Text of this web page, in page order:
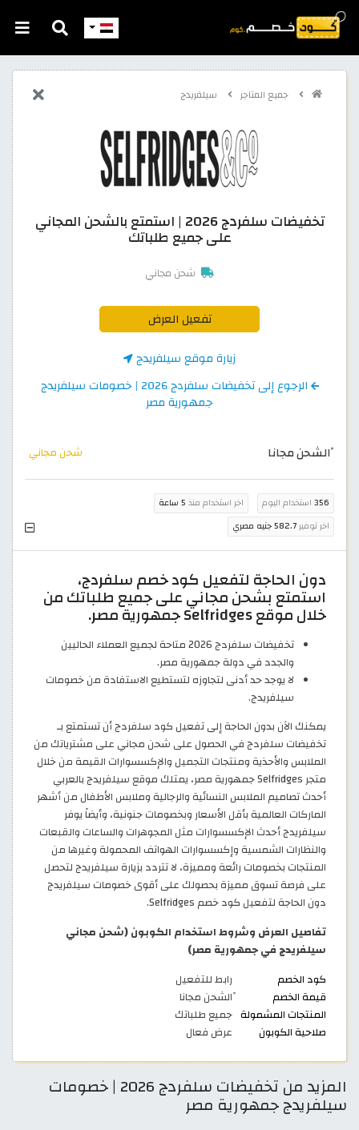
جميع المتاجر سيلفريدج
تخفيضات سلفردج 2026 | استمتع بالشحن المجاني
على جميع طلباتك
شحن مجاني
تفعيل العرض
زيارة موقع سيلفريدج
الرجوع إلى تخفيضات سلفردج 2026 | خصومات سيلفريدج
جمهورية مصر
ًالشحن مجانا شحن مجاني
356 استخدام اليوم اخر استخدام منذ 5 ساعة
اخر توفير582.7 جنيه مصري
دون الحاجة لتفعيل كود خصم سلفردج،
استمتع بشحن مجاني على جميع طلباتك من
خلال موقع Selfridges جمهورية مصر.
تخفيضات سلفردج 2026 متاحة لجميع العملاء الحاليين
والجدد في دولة جمهورية مصر.
لا يوجد حد أدنى لتجاوزه لتستطيع الاستفادة من خصومات
سيلفريدج.
يمكنك الآن بدون الحاجة إلى تفعيل كود سلفردج أن تستمتع بـ
تخفيضات سلفردج في الحصول على شحن مجاني على مشترياتك من
الملابس والأحذية ومنتجات التجميل والإكسسوارات القيمة من خلال
متجر Selfridges جمهورية مصر، يمتلك موقع سيلفريدج بالعربي
أحدث تصاميم الملابس النسائية والرجالية وملابس الأطفال من أشهر
الماركات العالمية بأقل الأسعار وبخصومات جنونية، وأيضاً يوفر
سيلفريدج أحدث الإكسسوارات مثل المجوهرات والساعات والقبعات
والنظارات الشمسية وإكسسوارات الهواتف المحمولة وغيرها من
المنتجات بخصومات رائعة ومميزة، لا تتردد بزيارة سيلفريدج لتحصل
على فرصة تسوق مميزة بحصولك على أقوى خصومات سيلفريدج
دون الحاجة لتفعيل كود خصم Selfridges.
تفاصيل العرض وشروط استخدام الكوبون (شحن مجاني
سيلفريدج في جمهورية مصر)
كود الخصم
رابط للتفعيل
قيمة الخصم
ًالشحن مجانا
المنتجات المشمولة جميع طلباتك
صلاحية الكوبون
عرض فعال
المزيد من تخفيضات سلفردج 2026 | خصومات
سيلفريدج جمهورية مصر